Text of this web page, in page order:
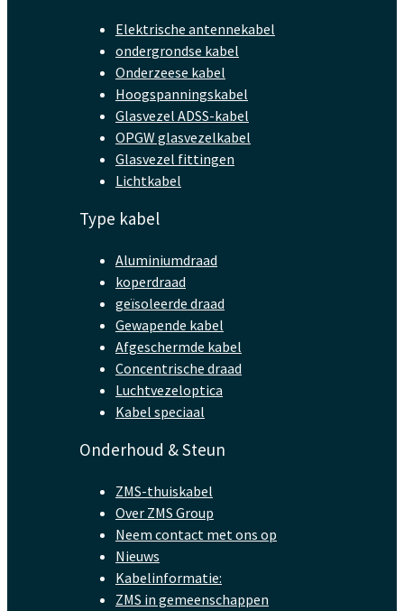
Elektrische antennekabel
ondergrondse kabel
Onderzeese kabel
Hoogspanningskabel
Glasvezel ADSS-kabel
OPGW glasvezelkabel
Glasvezel fittingen
Lichtkabel
Type kabel
Aluminiumdraad
koperdraad
geïsoleerde draad
Gewapende kabel
Afgeschermde kabel
Concentrische draad
Luchtvezeloptica
Kabel speciaal
Onderhoud & Steun
ZMS-thuiskabel
Over ZMS Group
Neem contact met ons op
Nieuws
Kabelinformatie:
ZMS in gemeenschappen